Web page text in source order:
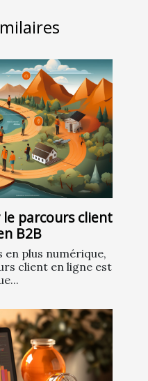
parcours client
B2B
en plus numérique,
client en ligne est